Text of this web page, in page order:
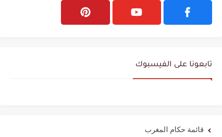
تابعونا على الفيسبوك
قائمة حكام المغرب